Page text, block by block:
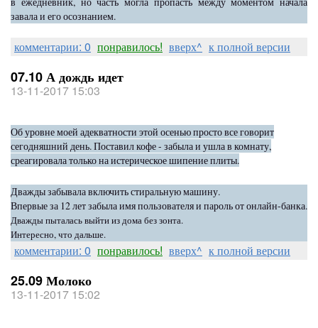
завала и его осознанием.
комментарии: 0 понравилось! вверх^ к полной версии
07.10 А дождь идет
13-11-2017 15:03
Об уровне моей адекватности этой осенью просто все говорит
сегодняшний день. Поставил кофе - забыла и ушла в комнату,
среагировала только на истерическое шипение плиты.
Дважды забывала включить стиральную машину.
Впервые за 12 лет забыла имя пользователя и пароль от онлайн-банка.
Дважды пыталась выйти из дома без зонта.
Интересно, что дальше.
комментарии: 0 понравилось! вверх^ к полной версии
25.09 Молоко
13-11-2017 15:02